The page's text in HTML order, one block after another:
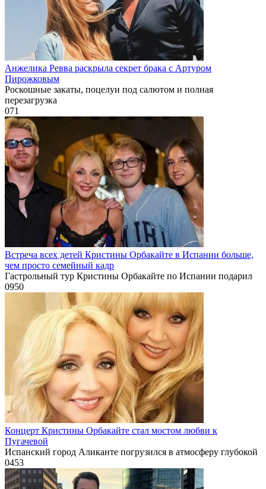
Анжелика Ревва раскрыла секрет брака с Артуром
Пирожковым
Роскошные закаты, поцелуи под салютом и полная
перезагрузка
071
Встреча всех детей Кристины Орбакайте в Испании больше,
чем просто семейный кадр
Гастрольный тур Кристины Орбакайте по Испании подарил
0950
Концерт Кристины Орбакайте стал мостом любви к
Пугачевой
Испанский город Аликанте погрузился в атмосферу глубокой
0453